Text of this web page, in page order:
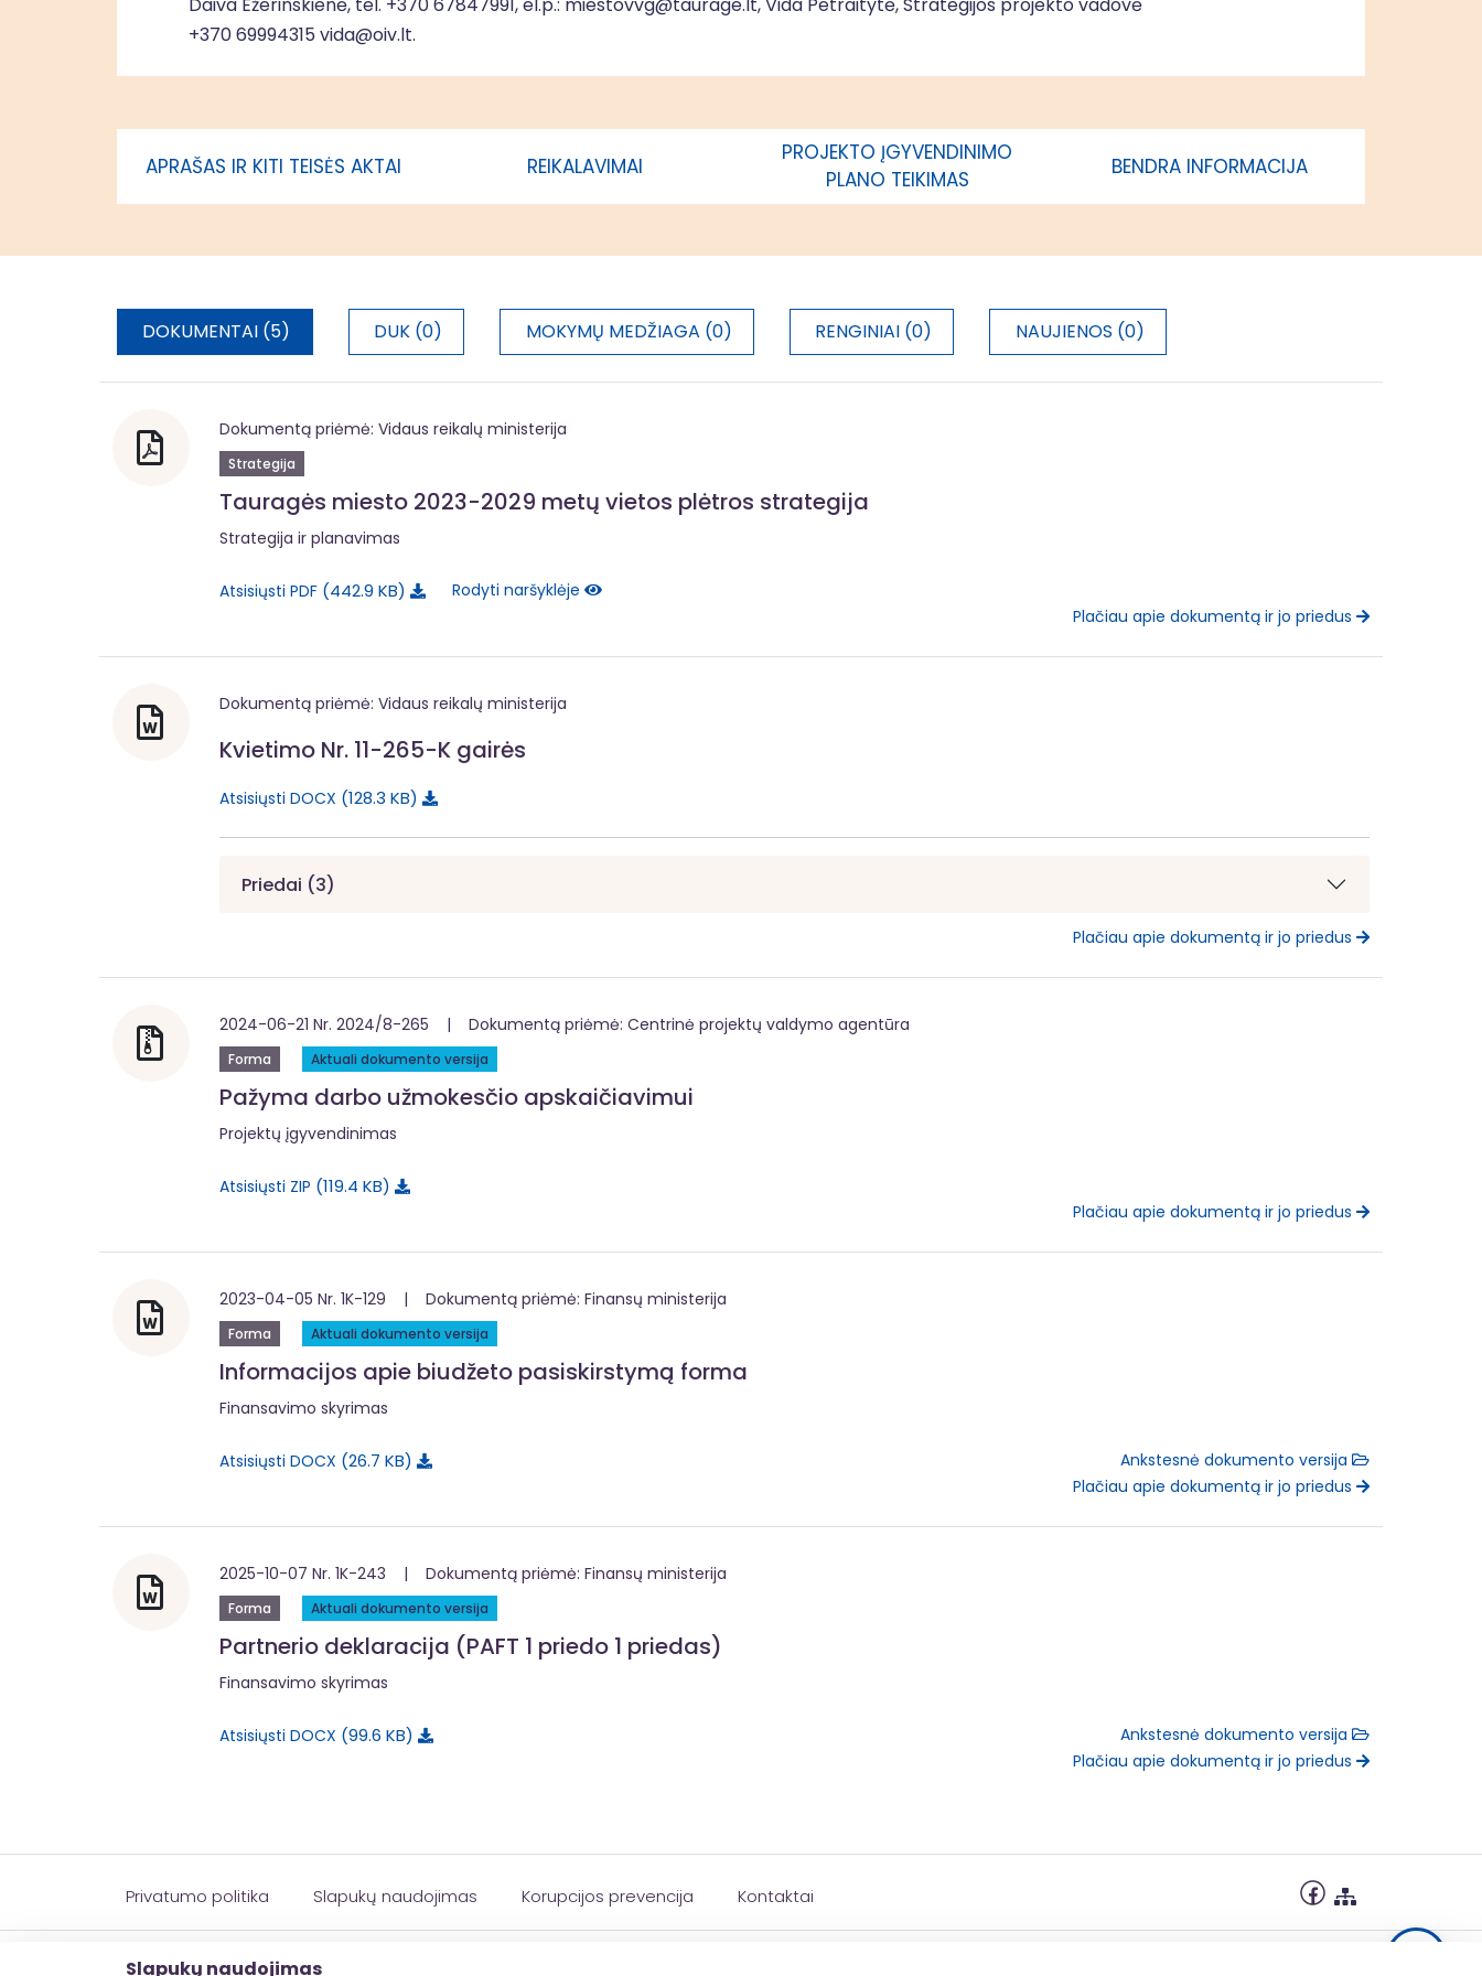
Slapukų naudojimas
administracija
+370 69994315 vida@oiv.lt.
APRAŠAS IR KITI TEISĖS AKTAI REIKALAVIMAI
PROJEKTO ĮGYVENDINIMO
PLANO TEIKIMAS
BENDRA INFORMACIJA
DOKUMENTAI (5) DUK (0) MOKYMŲ MEDŽIAGA (0) RENGINIAI (0) NAUJIENOS (0)
Dokumentą priėmė: Vidaus reikalų ministerija
Strategija
Tauragės miesto 2023-2029 metų vietos plėtros strategija
Strategija ir planavimas
Atsisiųsti PDF 442.9 KB
Rodyti naršyklėje
Plačiau apie dokumentą ir jo priedus
Dokumentą priėmė: Vidaus reikalų ministerija
Kvietimo Nr. 11-265-K gairės
Atsisiųsti DOCX 128.3 KB
Priedai (3)
Plačiau apie dokumentą ir jo priedus
2024-06-21 Nr. 2024/8-265 | Dokumentą priėmė: Centrinė projektų valdymo agentūra
Forma Aktuali dokumento versija
Pažyma darbo užmokesčio apskaičiavimui
Projektų įgyvendinimas
Atsisiųsti ZIP 119.4 KB
Plačiau apie dokumentą ir jo priedus
2023-04-05 Nr. 1K-129 | Dokumentą priėmė: Finansų ministerija
Forma Aktuali dokumento versija
Informacijos apie biudžeto pasiskirstymą forma
Finansavimo skyrimas
Atsisiųsti DOCX 26.7 KB
Ankstesnė dokumento versija
Plačiau apie dokumentą ir jo priedus
2025-10-07 Nr. 1K-243 | Dokumentą priėmė: Finansų ministerija
Forma Aktuali dokumento versija
Partnerio deklaracija (PAFT 1 priedo 1 priedas)
Finansavimo skyrimas
Atsisiųsti DOCX 99.6 KB
Ankstesnė dokumento versija
Plačiau apie dokumentą ir jo priedus
Privatumo politika Slapukų naudojimas Korupcijos prevencija Kontaktai
© 2026 esinvesticijos.lt